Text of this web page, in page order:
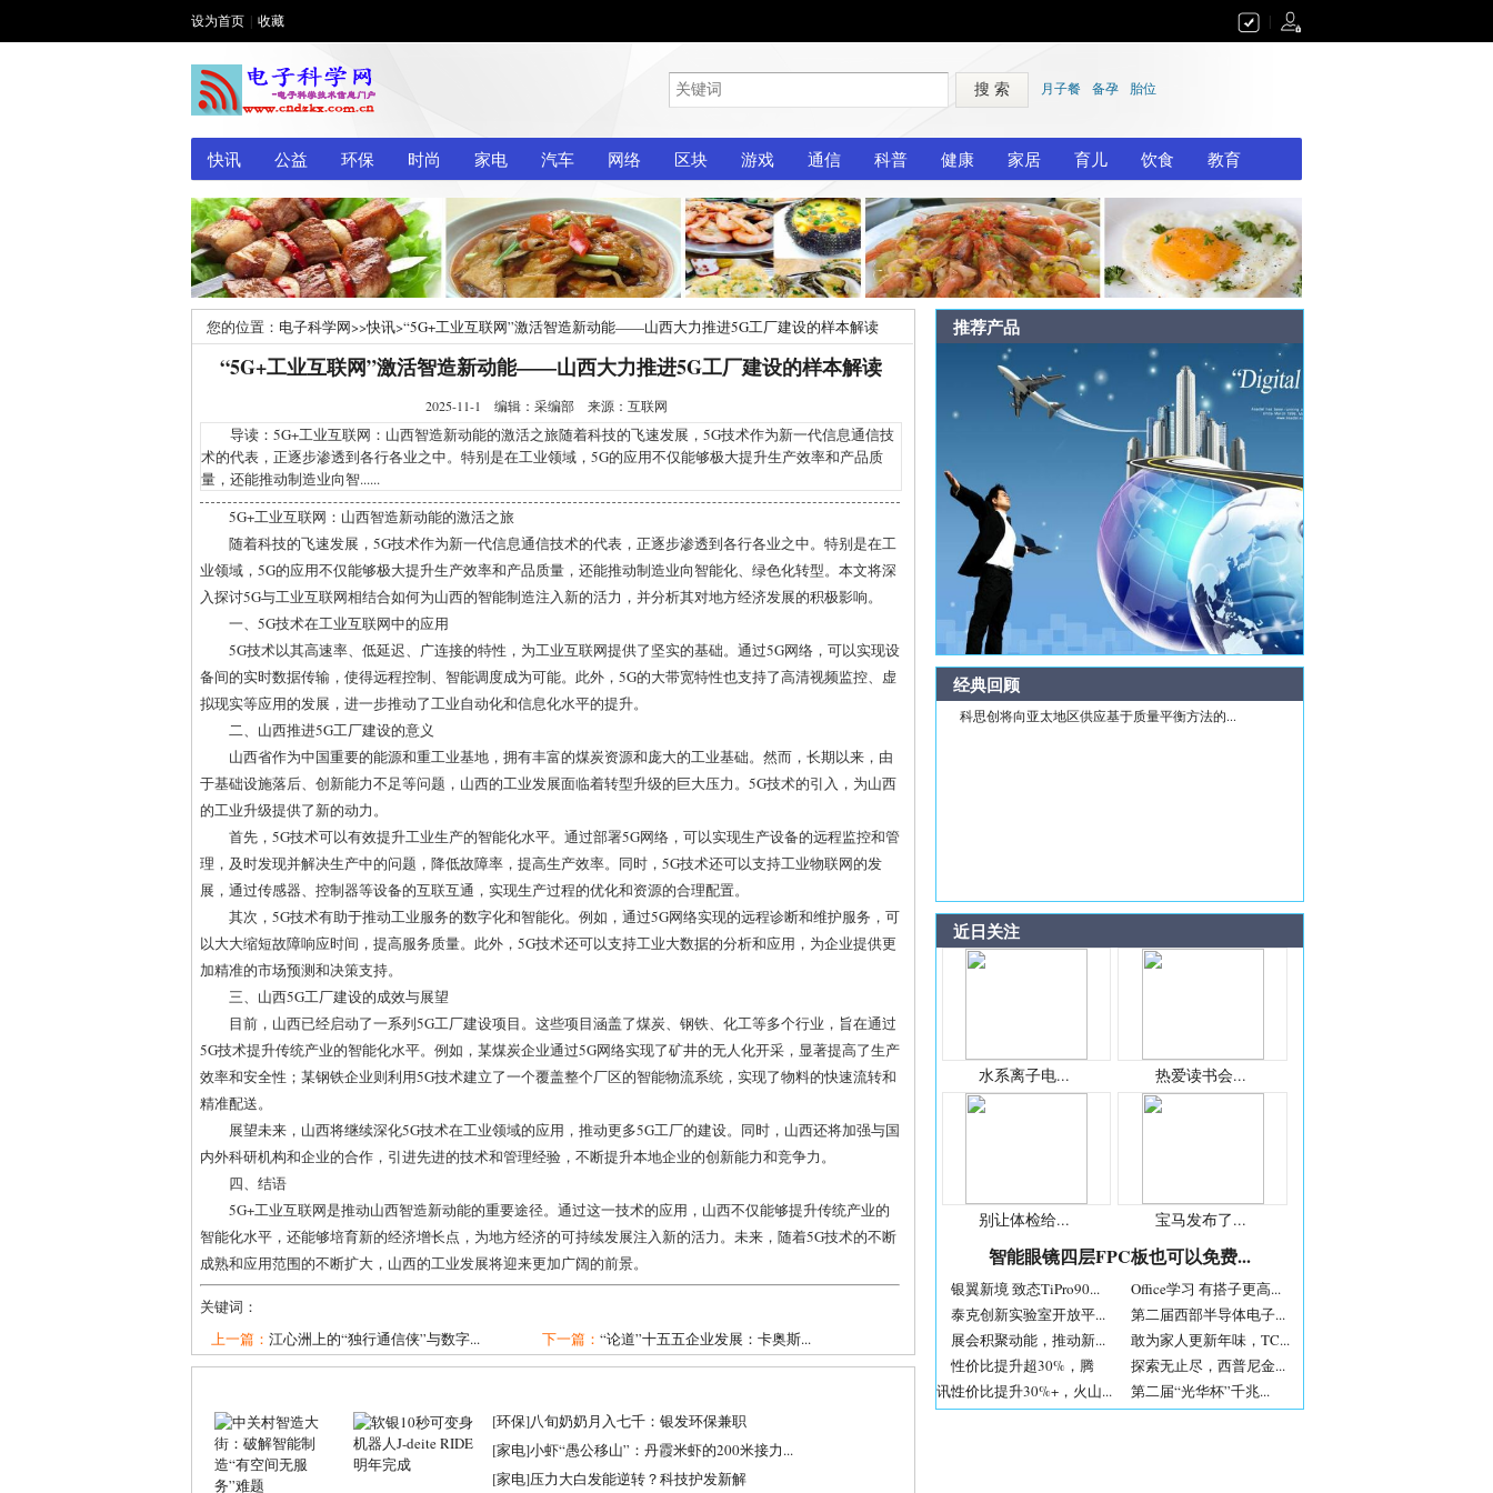
设为首页 收藏
搜 索 月子餐 备孕 胎位
快讯 公益 环保 时尚 家电 汽车 网络 区块 游戏 通信 科普 健康 家居 育儿 饮食 教育
您的位置： 电子科学网>>快讯>“5G+工业互联网”激活智造新动能——山西大力推进5G工厂建设的样本解读
“5G+工业互联网”激活智造新动能——山西大力推进5G工厂建设的样本解读
2025-11-1 编辑：采编部 来源：互联网
导读：5G+工业互联网：山西智造新动能的激活之旅随着科技的飞速发展，5G技术作为新一代信息通信技
术的代表，正逐步渗透到各行各业之中。特别是在工业领域，5G的应用不仅能够极大提升生产效率和产品质
量，还能推动制造业向智......
5G+工业互联网：山西智造新动能的激活之旅
随着科技的飞速发展，5G技术作为新一代信息通信技术的代表，正逐步渗透到各行各业之中。特别是在工
业领域，5G的应用不仅能够极大提升生产效率和产品质量，还能推动制造业向智能化、绿色化转型。本文将深
入探讨5G与工业互联网相结合如何为山西的智能制造注入新的活力，并分析其对地方经济发展的积极影响。
一、5G技术在工业互联网中的应用
5G技术以其高速率、低延迟、广连接的特性，为工业互联网提供了坚实的基础。通过5G网络，可以实现设
备间的实时数据传输，使得远程控制、智能调度成为可能。此外，5G的大带宽特性也支持了高清视频监控、虚
拟现实等应用的发展，进一步推动了工业自动化和信息化水平的提升。
二、山西推进5G工厂建设的意义
山西省作为中国重要的能源和重工业基地，拥有丰富的煤炭资源和庞大的工业基础。然而，长期以来，由
于基础设施落后、创新能力不足等问题，山西的工业发展面临着转型升级的巨大压力。5G技术的引入，为山西
的工业升级提供了新的动力。
首先，5G技术可以有效提升工业生产的智能化水平。通过部署5G网络，可以实现生产设备的远程监控和管
理，及时发现并解决生产中的问题，降低故障率，提高生产效率。同时，5G技术还可以支持工业物联网的发
展，通过传感器、控制器等设备的互联互通，实现生产过程的优化和资源的合理配置。
其次，5G技术有助于推动工业服务的数字化和智能化。例如，通过5G网络实现的远程诊断和维护服务，可
以大大缩短故障响应时间，提高服务质量。此外，5G技术还可以支持工业大数据的分析和应用，为企业提供更
加精准的市场预测和决策支持。
三、山西5G工厂建设的成效与展望
目前，山西已经启动了一系列5G工厂建设项目。这些项目涵盖了煤炭、钢铁、化工等多个行业，旨在通过
5G技术提升传统产业的智能化水平。例如，某煤炭企业通过5G网络实现了矿井的无人化开采，显著提高了生产
效率和安全性；某钢铁企业则利用5G技术建立了一个覆盖整个厂区的智能物流系统，实现了物料的快速流转和
精准配送。
展望未来，山西将继续深化5G技术在工业领域的应用，推动更多5G工厂的建设。同时，山西还将加强与国
内外科研机构和企业的合作，引进先进的技术和管理经验，不断提升本地企业的创新能力和竞争力。
四、结语
5G+工业互联网是推动山西智造新动能的重要途径。通过这一技术的应用，山西不仅能够提升传统产业的
智能化水平，还能够培育新的经济增长点，为地方经济的可持续发展注入新的活力。未来，随着5G技术的不断
成熟和应用范围的不断扩大，山西的工业发展将迎来更加广阔的前景。
关键词：
上一篇： 江心洲上的“独行通信侠”与数字... 下一篇： “论道”十五五企业发展：卡奥斯...
[环保]八旬奶奶月入七千：银发环保兼职
[家电]小虾“愚公移山”：丹霞米虾的200米接力...
[家电]压力大白发能逆转？科技护发新解
推荐产品
经典回顾
科思创将向亚太地区供应基于质量平衡方法的...
近日关注
水系离子电... 热爱读书会...
别让体检给... 宝马发布了...
智能眼镜四层FPC板也可以免费...
银翼新境 致态TiPro90...
Office学习 有搭子更高...
泰克创新实验室开放平...
第二届西部半导体电子...
展会积聚动能，推动新...
敢为家人更新年味，TC...
性价比提升超30%，腾
讯...
探索无止尽，西普尼金...
性价比提升30%+，火山...
第二届“光华杯”千兆...